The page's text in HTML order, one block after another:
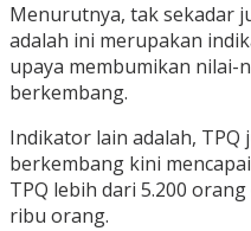
Menurutnya, tak sekadar
adalah ini merupakan
upaya membumikan nilai-
berkembang.
Indikator lain adalah,
berkembang kini
TPQ lebih dari 5.200
ribu orang.